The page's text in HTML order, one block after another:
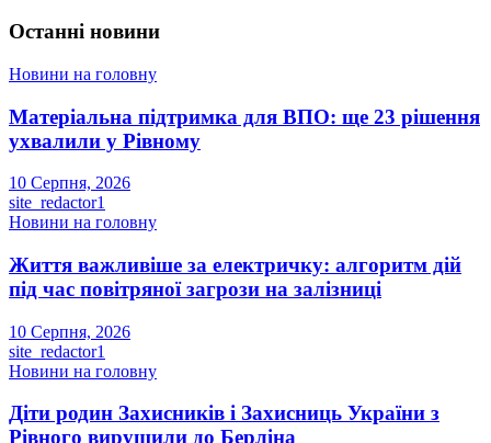
Останні новини
Новини на головну
Матеріальна підтримка для ВПО: ще 23 рішення
ухвалили у Рівному
10 Серпня, 2026
site_redactor1
Новини на головну
Життя важливіше за електричку: алгоритм дій
під час повітряної загрози на залізниці
10 Серпня, 2026
site_redactor1
Новини на головну
Діти родин Захисників і Захисниць України з
Рівного вирушили до Берліна